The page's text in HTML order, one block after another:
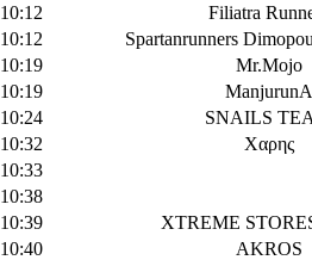
10:12
Filiatra
10:12
Spartanrunners
10:19
Mr.Mojo
10:19
ManjurunA
10:24
SNAILS
10:32
Χαρης
10:33
10:38
10:39
XTREME
10:40
AKROS